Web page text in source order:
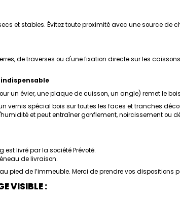
et stables. Évitez toute proximité avec une source
de traverses ou d'une fixation directe sur les
un évier, une plaque de cuisson, un angle) remet le
vernis spécial bois sur toutes les faces et tranches
et peut entraîner gonflement, noircissement
est livré par la société Prévoté.
de livraison.
pied de l’immeuble. Merci de prendre vos dispositions
VISIBLE :